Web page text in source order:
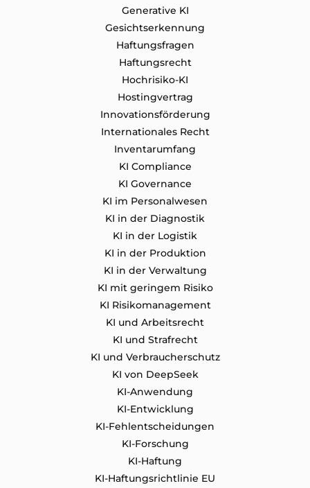
Generative KI
Gesichtserkennung
Haftungsfragen
Haftungsrecht
Hochrisiko-KI
Hostingvertrag
Innovationsförderung
Internationales Recht
Inventarumfang
KI Compliance
KI Governance
KI im Personalwesen
KI in der Diagnostik
KI in der Logistik
KI in der Produktion
KI in der Verwaltung
KI mit geringem Risiko
KI Risikomanagement
KI und Arbeitsrecht
KI und Strafrecht
KI und Verbraucherschutz
KI von DeepSeek
KI-Anwendung
KI-Entwicklung
KI-Fehlentscheidungen
KI-Forschung
KI-Haftung
KI-Haftungsrichtlinie EU